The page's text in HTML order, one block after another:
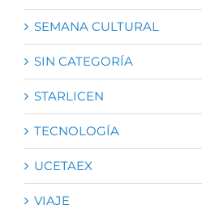
SEMANA CULTURAL
SIN CATEGORÍA
STARLICEN
TECNOLOGÍA
UCETAEX
VIAJE